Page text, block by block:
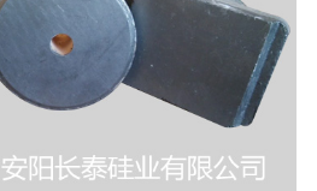
产品中心
新闻中心
联系我们